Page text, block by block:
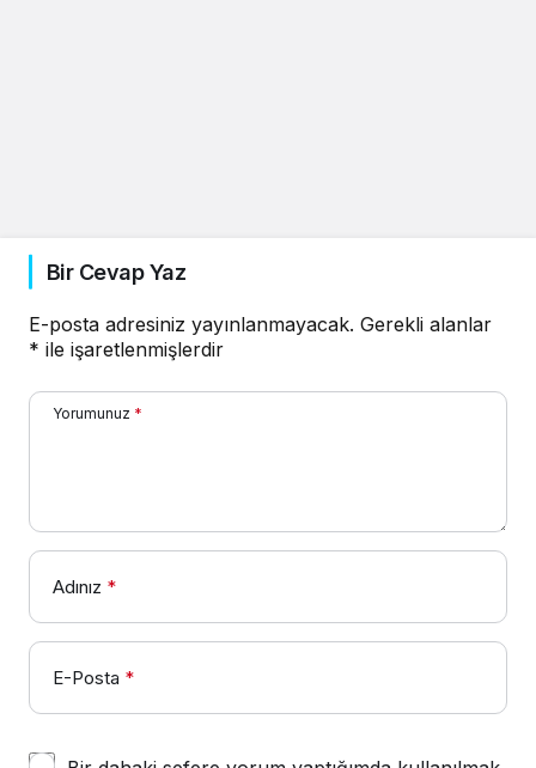
Bir Cevap Yaz
E-posta adresiniz yayınlanmayacak. Gerekli alanlar
* ile işaretlenmişlerdir
Yorumunuz *
Adınız *
E-Posta *